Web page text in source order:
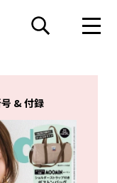
& 付録